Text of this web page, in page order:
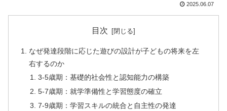
2025.06.07
目次
なぜ発達段階に応じた遊びの設計が子どもの将来を左
右するのか
3-5歳期：基礎的社会性と認知能力の構築
5-7歳期：就学準備性と学習態度の確立
7-9歳期：学習スキルの統合と自主性の発達